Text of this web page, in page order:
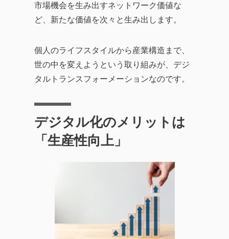
市場機会を生み出すネットワーク価値な
ど、新たな価値を次々と生み出します。
個人のライフスタイルから産業構造まで、
世の中を変えようという取り組みが、デジ
タルトランスフォーメーションなのです。
デジタル化のメリットは
「生産性向上」